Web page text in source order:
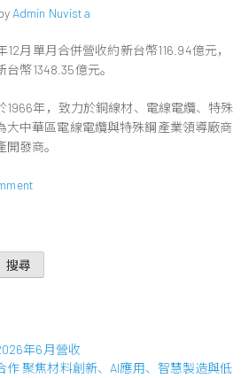
鼎
集
團
作
於
印
資
Admin Nuvista
月單月合併營收約新台幣116.94億元，
幣1348.35億元。
年，致力於銅線材、電線電纜、特殊
大中華區電線電纜與特殊鋼產業領導廠商
發商。
on
股
公
司
年6月營收
聚焦材料創新、AI應用、智慧製造與低